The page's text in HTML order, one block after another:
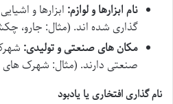
نام ابزارها و لوازم: ابزارها و
گذاری شده اند. (مثال: جارو،
مکان های صنعتی و تولیدی:
صنعتی دارند. (مثال: شهرک
نام گذاری افتخاری یا یادبود